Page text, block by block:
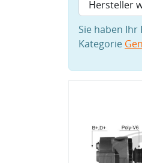
Sie haben
Kategorie